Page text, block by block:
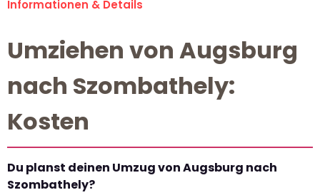
Informationen & Details
Umziehen von Augsburg
nach Szombathely:
Kosten
Du planst deinen Umzug von Augsburg nach
Szombathely?